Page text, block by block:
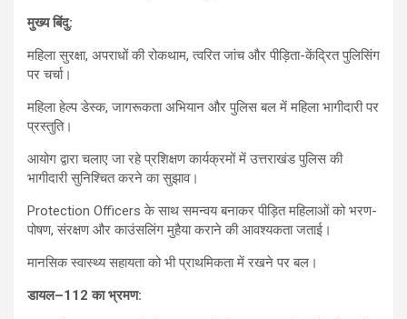
मुख्य बिंदु:
महिला सुरक्षा, अपराधों की रोकथाम, त्वरित जांच और पीड़िता-केंद्रित पुलिसिंग
पर चर्चा।
महिला हेल्प डेस्क, जागरूकता अभियान और पुलिस बल में महिला भागीदारी पर
प्रस्तुति।
आयोग द्वारा चलाए जा रहे प्रशिक्षण कार्यक्रमों में उत्तराखंड पुलिस की
भागीदारी सुनिश्चित करने का सुझाव।
Protection Officers के साथ समन्वय बनाकर पीड़ित महिलाओं को भरण-
पोषण, संरक्षण और काउंसलिंग मुहैया कराने की आवश्यकता जताई।
मानसिक स्वास्थ्य सहायता को भी प्राथमिकता में रखने पर बल।
डायल–112का भ्रमण: